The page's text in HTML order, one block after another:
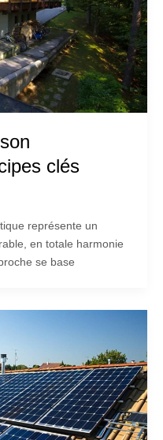
clés
représente un
en totale harmonie
se base